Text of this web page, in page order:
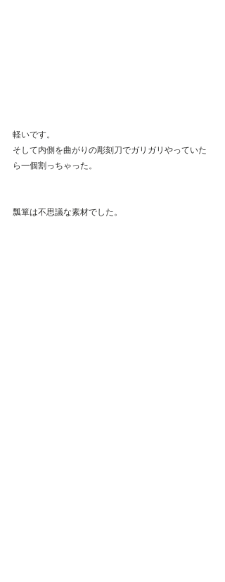
軽いです。
そして内側を曲がりの彫刻刀でガリガリやっていた
ら一個割っちゃった。
瓢箪は不思議な素材でした。